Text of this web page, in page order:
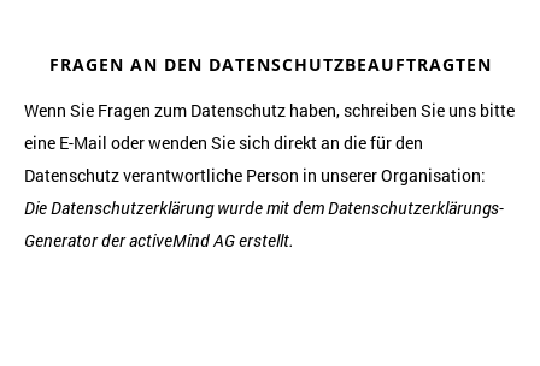
FRAGEN AN DEN DATENSCHUTZBEAUFTRAGTEN
Wenn Sie Fragen zum Datenschutz haben, schreiben Sie uns bitte
eine E-Mail oder wenden Sie sich direkt an die für den
Datenschutz verantwortliche Person in unserer Organisation:
Die Datenschutzerklärung wurde mit demDatenschutzerklärungs-
Generator der activeMind AG erstellt.